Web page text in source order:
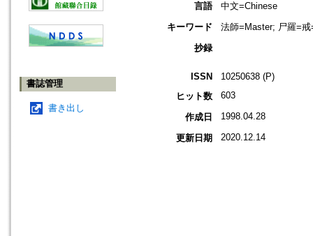
書誌管理
書き出し
言語
中文=Chinese
キーワード
法師=Master; 尸羅=
抄録
ISSN
10250638 (P)
ヒット数
603
作成日 1998.04.28
更新日期 2020.12.14